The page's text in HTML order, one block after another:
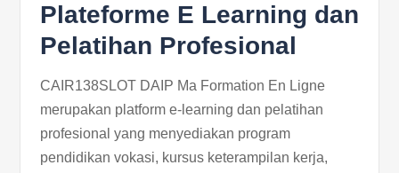
Plateforme E Learning dan
Pelatihan Profesional
CAIR138SLOT DAIP Ma Formation En Ligne
merupakan platform e-learning dan pelatihan
profesional yang menyediakan program
pendidikan vokasi, kursus keterampilan kerja,